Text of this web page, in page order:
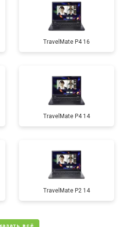
TravelMate P4 16
TravelMate P4 14
TravelMate P2 14